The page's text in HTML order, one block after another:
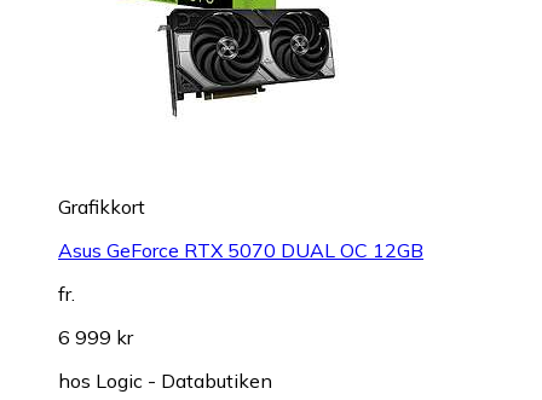
Grafikkort
Asus GeForce RTX 5070 DUAL OC 12GB
fr.
6 999 kr
hos Logic - Databutiken